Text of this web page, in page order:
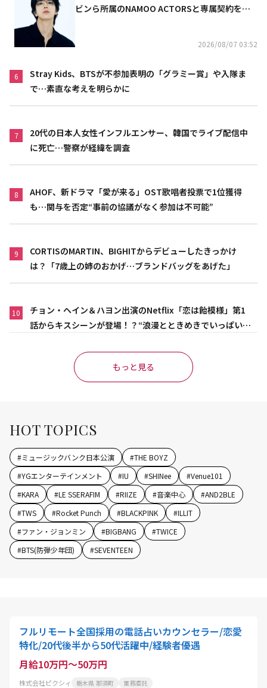
ビンら所属のNAMOO ACTORSと専属契約を締
2026/08/07 03:52
6
Stray Kids、BTSが不参加表明の「グラミー賞」や入隊ま
で…素直な考えを明らかに
7
20代の日本人女性インフルエンサー、韓国でライブ配信中
に死亡…警察が経緯を調査
8
AHOF、新ドラマ「愛が来る」OST歌唱者投票で1位獲得
も…関与を否定“事前の協議がなく参加は不可能”
9
CORTISのMARTIN、BIGHITからデビューしたきっかけ
は？「7歳上の姉のおかげ…ブランドバッグをあげた」
10
チョン・ヘイン＆ハヨン出演のNetflix「恋は飴模様」第1
話からキスシーンが登場！？“浪漫とときめきでいっぱいの
もっと見る
HOT TOPICS
#ミュージックバンク日本公演 #THE BOYZ
#YGエンターテインメント #IU #SHINee #Venue101
#KARA #LE SSERAFIM #RIIZE #音楽中心 #AND2BLE
#TWS #Rocket Punch #BLACKPINK #ILLIT
#ファン・ジョンミン #BIGBANG #TWICE
#BTS(防弾少年団) #SEVENTEEN
フルリモート全国採用の電話占いカウンセラー/恋愛
特化/20代後半から50代活躍中/経験者優遇
月給10万円～50万円
株式会社ピクシィ 栃木県 那須町 業務委託